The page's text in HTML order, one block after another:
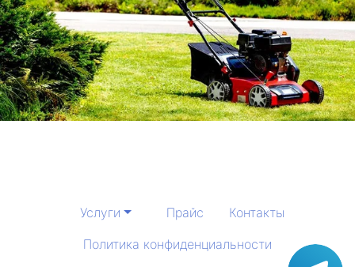
Услуги Прайс
Контакты
Политика конфиденциальности